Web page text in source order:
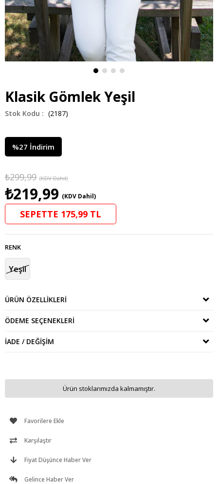
Klasik Gömlek Yeşil
(2187)
%27 İndirim
₺299,99 (KDV Dahil)
₺219,99 (KDV Dahil)
SEPETTE 175,99 TL
RENK
Yeşil
ÜRÜN ÖZELLIKLERI
ÖDEME SEÇENEKLERI
İADE / DEĞIŞIM
Ürün stoklarımızda kalmamıştır.
Favorilere Ekle
Karşılaştır
Fiyat Düşünce Haber Ver
Gelince Haber Ver